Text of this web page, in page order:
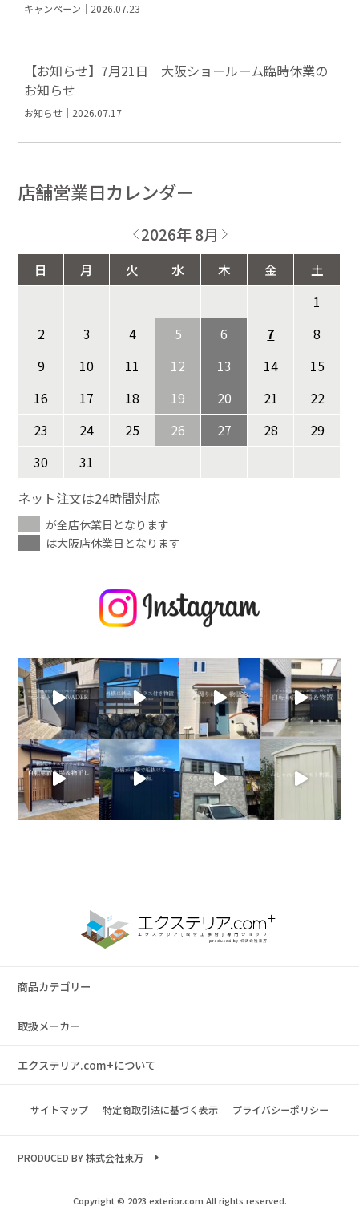
キャンペーン｜2026.07.23
【お知らせ】7月21日 大阪ショールーム臨時休業の
お知らせ
お知らせ｜2026.07.17
店舗営業日カレンダー
2026年 8月
日 月 火 水 木 金
土
1
2
3 4 5 6 7
8
9
10 11 12 13 14
15
16
17 18 19 20 21
22
23
24 25 26 27 28
29
30
31
ネット注文は24時間対応
が全店休業日となります
は大阪店休業日となります
商品カテゴリー
取扱メーカー
エクステリア.com+について
サイトマップ 特定商取引法に基づく表示 プライバシーポリシー
PRODUCED BY 株式会社東万
Copyright © 2023 exterior.com All rights reserved.